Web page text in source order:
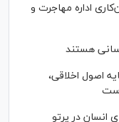
اداره مهاجرت و
هستند
اصول اخلاقی،
انسان در پرتو